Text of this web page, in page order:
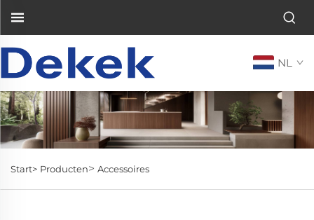
NL
Start> Producten> Accessoires